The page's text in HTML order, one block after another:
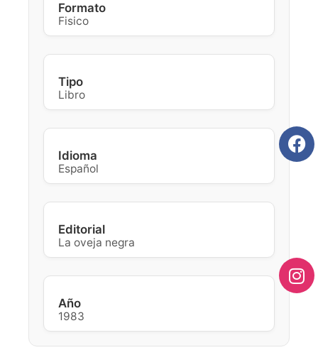
Formato
Fisico
Tipo
Libro
Idioma
Español
Editorial
La oveja negra
Año
1983